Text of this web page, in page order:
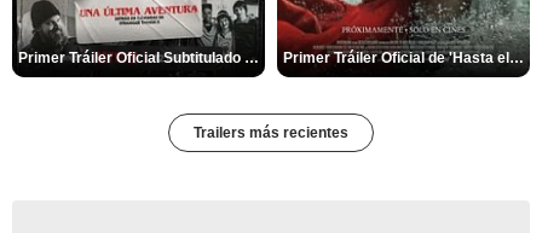
Primer Tráiler Oficial Subtitulado de 'Una última aventura: Detrás de cámaras de Stranger Things 5' Primer Tráiler Oficial de 'Hasta el fin del mundo'
Trailers más recientes